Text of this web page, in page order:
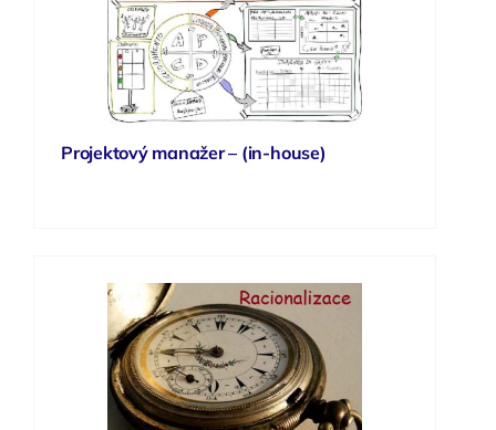
Projektový manažer – (in-house)